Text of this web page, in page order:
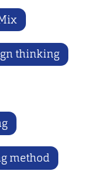
thinking
method